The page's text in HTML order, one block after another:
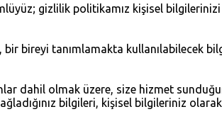
gizlilik politikamız kişisel
bireyi tanımlamakta kullanılabilecek
dahil olmak üzere, size hizmet
bilgileri, kişisel bilgileriniz